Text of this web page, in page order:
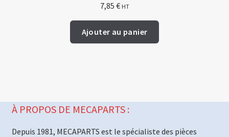
7,85 € HT
Ajouter au panier
À PROPOS DE MECAPARTS :
Depuis 1981, MECAPARTS est le spécialiste des pièces